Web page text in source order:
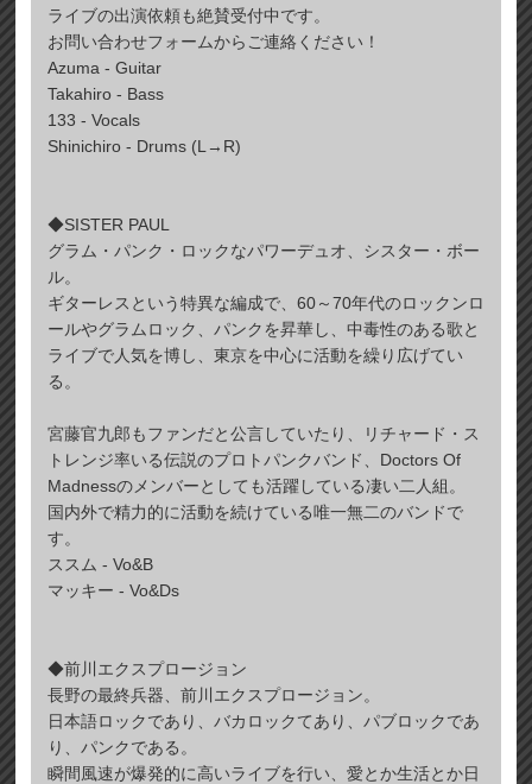
ライブの出演依頼も絶賛受付中です。
お問い合わせフォームからご連絡ください！
Azuma - Guitar
Takahiro - Bass
133 - Vocals
Shinichiro - Drums (L→R)
◆SISTER PAUL
グラム・パンク・ロックなパワーデュオ、シスター・ボー
ル。
ギターレスという特異な編成で、60～70年代のロックンロ
ールやグラムロック、パンクを昇華し、中毒性のある歌と
ライブで人気を博し、東京を中心に活動を繰り広げてい
る。
宮藤官九郎もファンだと公言していたり、リチャード・ス
トレンジ率いる伝説のプロトパンクバンド、Doctors Of
Madnessのメンバーとしても活躍している凄い二人組。
国内外で精力的に活動を続けている唯一無二のバンドで
す。
ススム - Vo&B
マッキー - Vo&Ds
◆前川エクスプロージョン
長野の最終兵器、前川エクスプロージョン。
日本語ロックであり、バカロックてあり、パブロックであ
り、パンクである。
瞬間風速が爆発的に高いライブを行い、愛とか生活とか日